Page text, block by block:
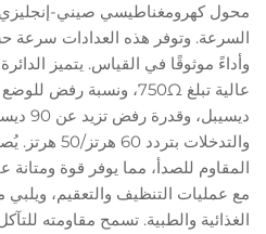
صيني-إنجليزي ووحدة
وتوفر هذه العدادات سرعة حسابية
في القياس. يتميز الدائرة
ديسيبل، وقدرة رفض
والتدخلات بتردد 60 هرتز/50
للصدأ، مما يوفر قوة ومتانة
التنظيف والتعقيم، ويلبي معايير
والطبية. تسمح مقاومته للتآكل